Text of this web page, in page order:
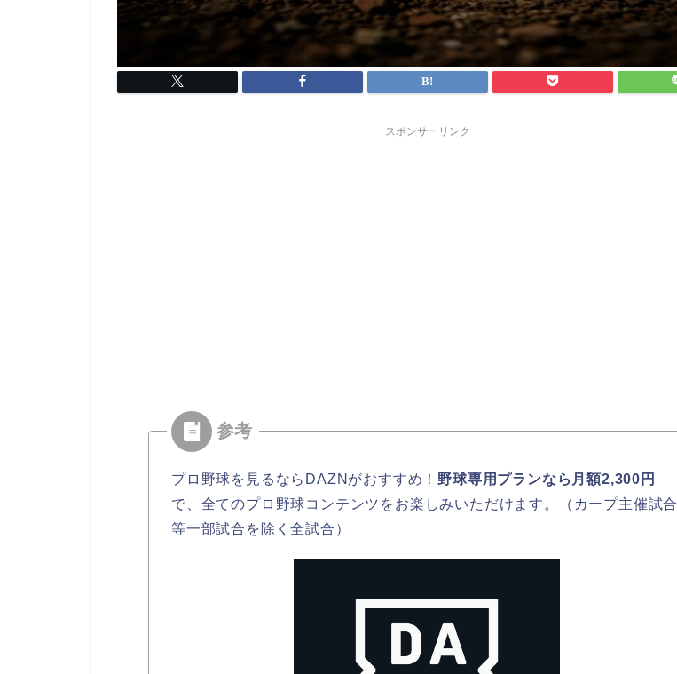
スポンサーリンク
プロ野球を見るならDAZNがおすすめ！ 野球専用プランなら月額2,300円
で、全てのプロ野球コンテンツをお楽しみいただけます。（カープ主催試合
等一部試合を除く全試合）